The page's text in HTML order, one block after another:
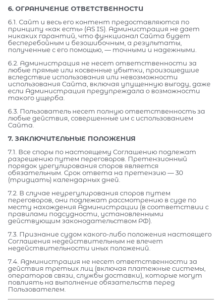
6. ОГРАНИЧЕНИЕ ОТВЕТСТВЕННОСТИ
6.1. Сайт и весь его контент предоставляются по
принципу «как есть» (AS IS). Администрация не дает
никаких гарантий, что функционал Сайта будет
бесперебойным и безошибочным, а результаты,
полученные с его помощью, — точными и надежными.
6.2. Администрация не несет ответственности за
любые прямые или косвенные убытки, произошедшие
вследствие использования или невозможности
использования Сайта, включая упущенную выгоду, даже
если Администрация предупреждала о возможности
такого ущерба.
6.3. Пользователь несет полную ответственность за
любые действия, совершенные им с использованием
Сайта.
7. ЗАКЛЮЧИТЕЛЬНЫЕ ПОЛОЖЕНИЯ
7.1. Все споры по настоящему Соглашению подлежат
разрешению путем переговоров. Претензионный
порядок урегулирования споров является
обязательным. Срок ответа на претензию — 30
(тридцать) календарных дней.
7.2. В случае неурегулирования споров путем
переговоров, они подлежат рассмотрению в суде по
месту нахождения Администрации (в соответствии с
правилами подсудности, установленными
действующим законодательством РФ).
7.3. Признание судом какого-либо положения настоящего
Соглашения недействительным не влечет
недействительности иных положений.
7.4. Администрация не несет ответственности за
действия третьих лиц (включая платежные системы,
операторов связи, службы доставки), которые могут
повлиять на выполнение обязательств перед
Пользователем.